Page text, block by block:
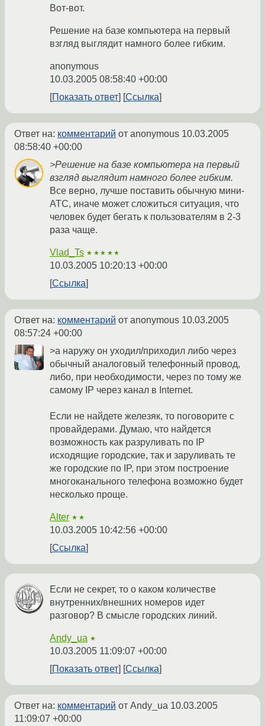
Вот-вот.
Решение на базе компьютера на первый
взгляд выглядит намного более гибким.
anonymous
10.03.2005 08:58:40 +00:00
Показать ответ
Ссылка
Ответ на: комментарий от anonymous 10.03.2005
08:58:40 +00:00
>Решение на базе компьютера на первый
взгляд выглядит намного более гибким.
Все верно, лучше поставить обычную мини-
АТС, иначе может сложиться ситуация, что
человек будет бегать к пользователям в 2-3
раза чаще.
Vlad_Ts ★★★★★
10.03.2005 10:20:13 +00:00
Ссылка
Ответ на: комментарий от anonymous 10.03.2005
08:57:24 +00:00
>а наружу он уходил/приходил либо через
обычный аналоговый телефонный провод,
либо, при необходимости, через по тому же
самому IP через канал в Internet.
Если не найдете железяк, то поговорите с
провайдерами. Думаю, что найдется
возможность как разруливать по IP
исходящие городские, так и заруливать те
же городские по IP, при этом построение
многоканального телефона возможно будет
несколько проще.
Alter ★★
10.03.2005 10:42:56 +00:00
Ссылка
Если не секрет, то о каком количестве
внутренних/внешних номеров идет
разговор? В смысле городских линий.
Andy_ua ★
10.03.2005 11:09:07 +00:00
Показать ответ
Ссылка
Ответ на: комментарий от Andy_ua 10.03.2005
11:09:07 +00:00